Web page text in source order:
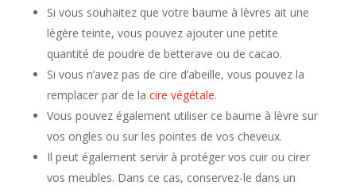
Si vous souhaitez que votre baume à lèvres ait une
légère teinte, vous pouvez ajouter une petite
quantité de poudre de betterave ou de cacao.
Si vous n’avez pas de cire d’abeille, vous pouvez la
remplacer par de la cire végétale.
Vous pouvez également utiliser ce baume à lèvre sur
vos ongles ou sur les pointes de vos cheveux.
Il peut également servir à protéger vos cuir ou cirer
vos meubles. Dans ce cas, conservez-le dans un